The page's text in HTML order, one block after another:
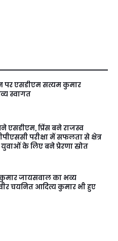
पर एसडीएम सत्यम कुमार
स्वागत
एसडीएम, प्रिंस बने राजस्व
परीक्षा में सफलता से क्षेत्र
के लिए बने प्रेरणा स्रोत
जायसवाल का भव्य
चयनित आदित्य कुमार भी हुए